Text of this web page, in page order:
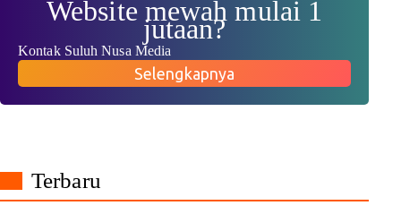
Website mewah mulai 1
jutaan?
Kontak Suluh Nusa Media
Selengkapnya
Terbaru